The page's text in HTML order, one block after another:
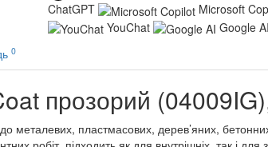
ChatGPT
Microsoft
YouChat
Google AI
0
прозорий
металевих, пластмасових, дерев’яних,